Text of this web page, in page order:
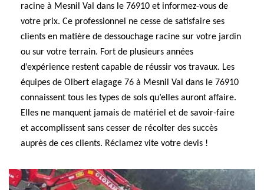
racine à Mesnil Val dans le 76910 et informez-vous de
votre prix. Ce professionnel ne cesse de satisfaire ses
clients en matière de dessouchage racine sur votre jardin
ou sur votre terrain. Fort de plusieurs années
d’expérience restent capable de réussir vos travaux. Les
équipes de Olbert elagage 76 à Mesnil Val dans le 76910
connaissent tous les types de sols qu’elles auront affaire.
Elles ne manquent jamais de matériel et de savoir-faire
et accomplissent sans cesser de récolter des succès
auprès de ces clients. Réclamez vite votre devis !